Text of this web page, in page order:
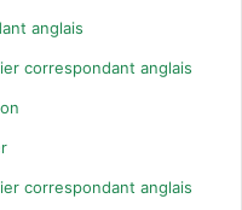
anglais
correspondant anglais
correspondant anglais